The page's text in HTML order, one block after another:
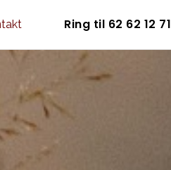
Ring til 62 62 12 71